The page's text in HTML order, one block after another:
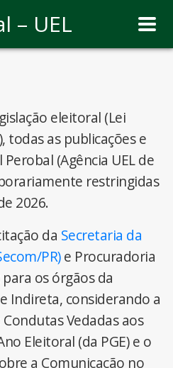
– UEL
eleitoral (Lei
todas as publicações e
(Agência UEL de
restringidas
2026.
da Secretaria da
PR)e Procuradoria
para os órgãos da
Indireta, considerando a
Vedadas aos
Eleitoral (da PGE) e o
a Comunicação no